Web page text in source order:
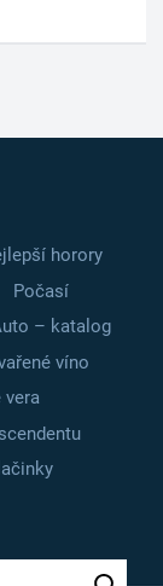
horory
Počasí
– katalog
víno
vera